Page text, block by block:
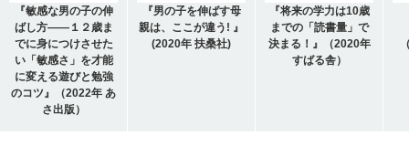
『敏感な男の子の伸
ばし方――１２歳ま
でに身につけさせた
い「敏感さ」を才能
に変える遊びと勉強
のコツ』（2022年 あ
さ出版）
『男の子を伸ばす母
親は、ここが違う! 』
(2020年 扶桑社)
『将来の学力は10歳
までの「読書量」で
決まる！』（2020年
すばる舎）